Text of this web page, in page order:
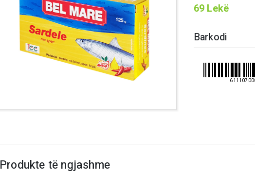
69 Lekë
Barkodi
Produkte të ngjashme